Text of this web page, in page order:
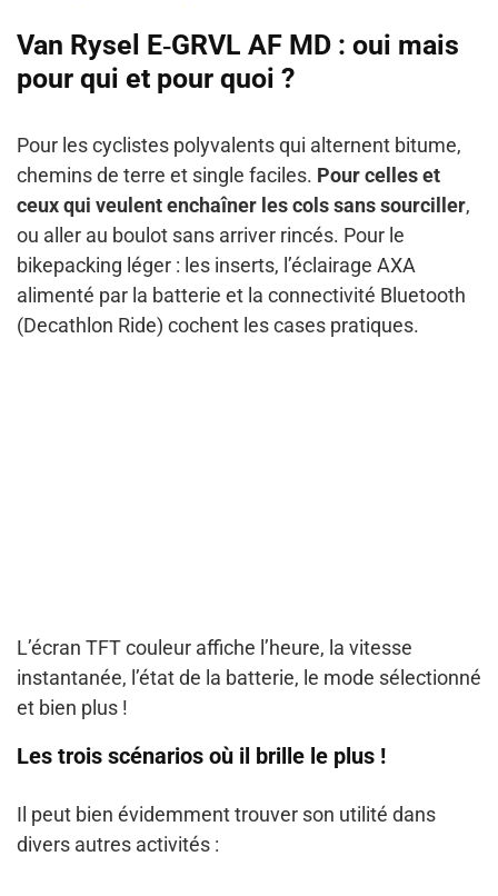
Van Rysel E‑GRVL AF MD : oui mais
pour qui et pour quoi ?
Pour les cyclistes polyvalents qui alternent bitume,
chemins de terre et single faciles. Pour celles et
ceux qui veulent enchaîner les cols sans sourciller,
ou aller au boulot sans arriver rincés. Pour le
bikepacking léger : les inserts, l’éclairage AXA
alimenté par la batterie et la connectivité Bluetooth
(Decathlon Ride) cochent les cases pratiques.
L’écran TFT couleur affiche l’heure, la vitesse
instantanée, l’état de la batterie, le mode sélectionné
et bien plus !
Les trois scénarios où il brille le plus !
Il peut bien évidemment trouver son utilité dans
divers autres activités :